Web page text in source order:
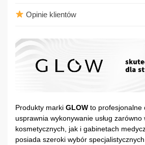
Opinie klientów
Produkty marki GLOW to profesjonalne
usprawnia wykonywanie usług zarówno
kosmetycznych, jak i gabinetach
posiada szeroki wybór